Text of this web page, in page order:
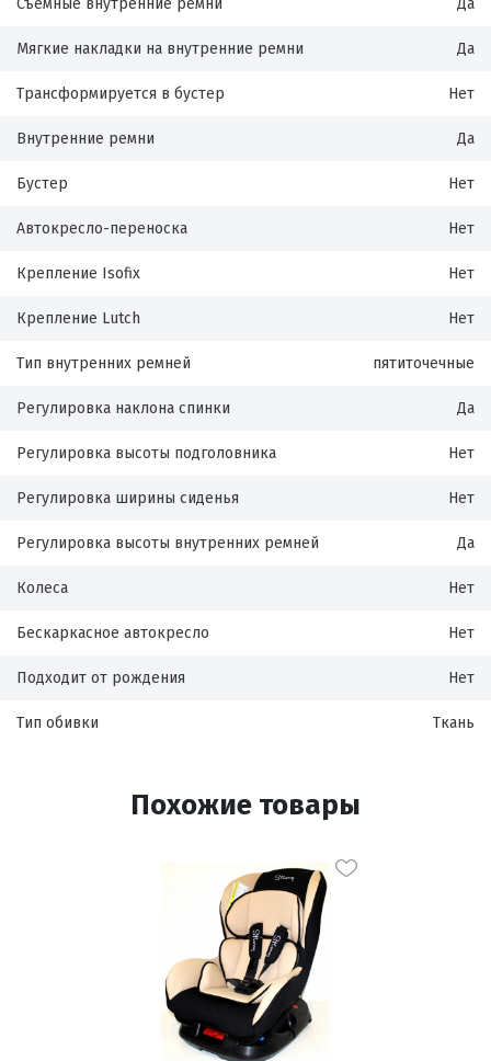
Съемные внутренние ремни Да
Мягкие накладки на внутренние ремни Да
Трансформируется в бустер Нет
Внутренние ремни Да
Бустер Нет
Автокресло-переноска Нет
Крепление Isofix Нет
Крепление Lutch Нет
Тип внутренних ремней пятиточечные
Регулировка наклона спинки Да
Регулировка высоты подголовника Нет
Регулировка ширины сиденья Нет
Регулировка высоты внутренних ремней Да
Колеса Нет
Бескаркасное автокресло Нет
Подходит от рождения Нет
Тип обивки Ткань
Похожие товары